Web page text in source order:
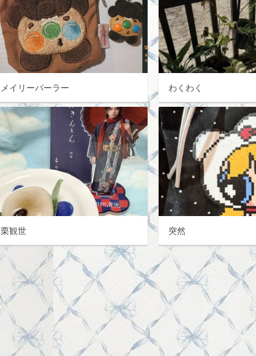
メイリーパーラー わくわく
栗観世 突然